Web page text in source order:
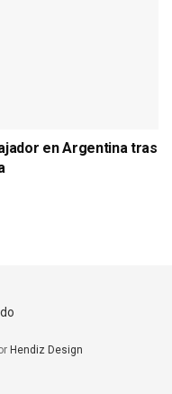
en Argentina tras
Hendiz Design